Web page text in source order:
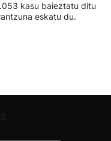
kasu baieztatu ditu
eskatu du.